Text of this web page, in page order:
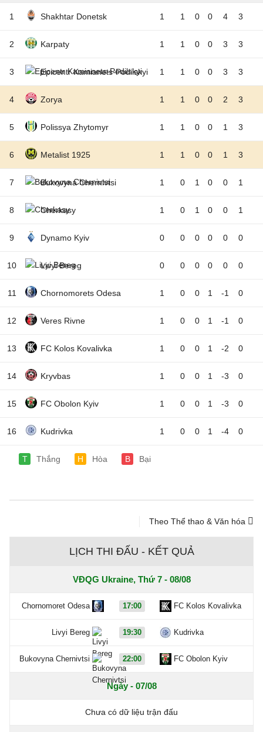
1 Shakhtar Donetsk 1 1 0 0 4 3
2 Karpaty 1 1 0 0 3 3
3 Epicentr Kamianets-Podilskyi 1 1 0 0 3 3
4 Zorya 1 1 0 0 2 3
5 Polissya Zhytomyr 1 1 0 0 1 3
6 Metalist 1925 1 1 0 0 1 3
7 Bukovyna Chernivtsi 1 0 1 0 0 1
8 Cherkasy 1 0 1 0 0 1
9 Dynamo Kyiv 0 0 0 0 0 0
10 Livyi Bereg 0 0 0 0 0 0
11 Chornomorets Odesa 1 0 0 1 -1 0
12 Veres Rivne 1 0 0 1 -1 0
13 FC Kolos Kovalivka 1 0 0 1 -2 0
14 Kryvbas 1 0 0 1 -3 0
15 FC Obolon Kyiv 1 0 0 1 -3 0
16 Kudrivka 1 0 0 1 -4 0
T Thắng H Hòa B Bại
Theo Thể thao & Văn hóa
LỊCH THI ĐẤU - KẾT QUẢ
VĐQG Ukraine, Thứ 7 - 08/08
Chornomoret Odesa 17:00 FC Kolos Kovalivka
Livyi Bereg 19:30 Kudrivka
Bukovyna Chernivtsi 22:00 FC Obolon Kyiv
Ngày - 07/08
Chưa có dữ liệu trận đấu